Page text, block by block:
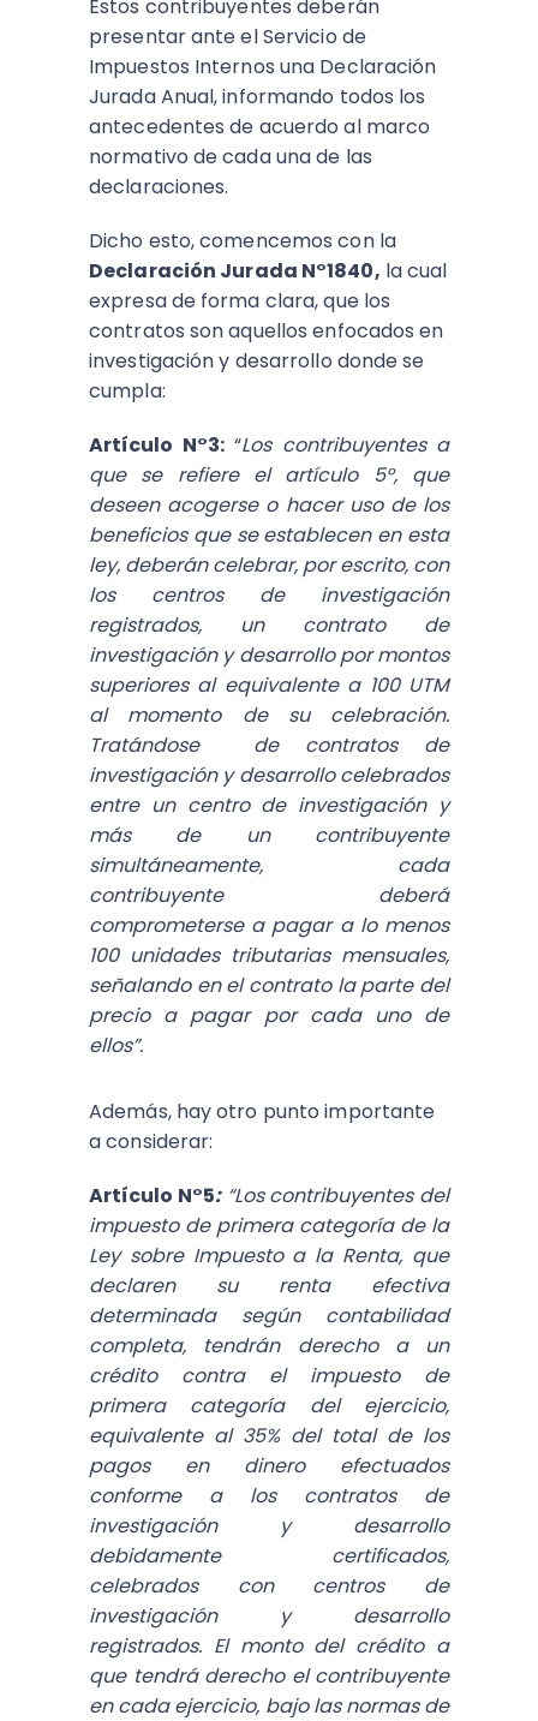
Estos contribuyentes deberán
presentar ante el Servicio de
Impuestos Internos una Declaración
Jurada Anual, informando todos los
antecedentes de acuerdo al marco
normativo de cada una de las
declaraciones.
Dicho esto, comencemos con la
Declaración Jurada N°1840, la cual
expresa de forma clara, que los
contratos son aquellos enfocados en
investigación y desarrollo donde se
cumpla:
Artículo N°3:“Los contribuyentes a
que se refiere el artículo 5°, que
deseen acogerse o hacer uso de los
beneficios que se establecen en esta
ley, deberán celebrar, por escrito, con
los centros de investigación
registrados, un contrato de
investigación y desarrollo por montos
superiores al equivalente a 100 UTM
al momento de su celebración.
Tratándose de contratos de
investigación y desarrollo celebrados
entre un centro de investigación y
más de un contribuyente
simultáneamente, cada
contribuyente deberá
comprometerse a pagar a lo menos
100 unidades tributarias mensuales,
señalando en el contrato la parte del
precio a pagar por cada uno de
ellos”.
Además, hay otro punto importante
a considerar:
Artículo N°5:“Los contribuyentes del
impuesto de primera categoría de la
Ley sobre Impuesto a la Renta, que
declaren su renta efectiva
determinada según contabilidad
completa, tendrán derecho a un
crédito contra el impuesto de
primera categoría del ejercicio,
equivalente al 35% del total de los
pagos en dinero efectuados
conforme a los contratos de
investigación y desarrollo
debidamente certificados,
celebrados con centros de
investigación y desarrollo
registrados. El monto del crédito a
que tendrá derecho el contribuyente
en cada ejercicio, bajo las normas de